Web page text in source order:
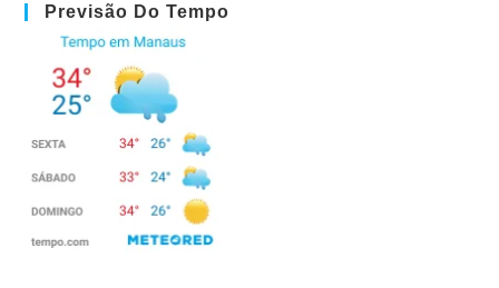
Previsão Do Tempo